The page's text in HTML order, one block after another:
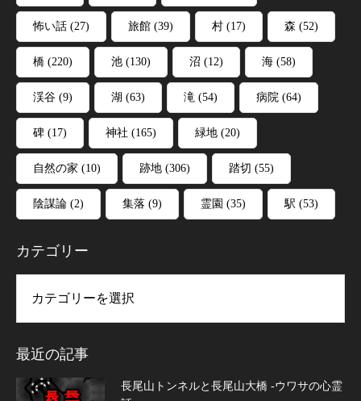
怖い話 (27) 旅館 (39) 村 (17) 森 (52)
橋 (220) 池 (130) 沼 (12) 海 (58)
渓谷 (9) 湖 (63) 滝 (54) 病院 (64)
碑 (17) 神社 (165) 緑地 (20)
自然の家 (10) 跡地 (306) 踏切 (55)
陰謀論 (2) 集落 (9) 霊園 (35) 駅 (53)
カテゴリー
最近の記事
長尾山トンネルと長尾山大橋 -ウワサの心霊